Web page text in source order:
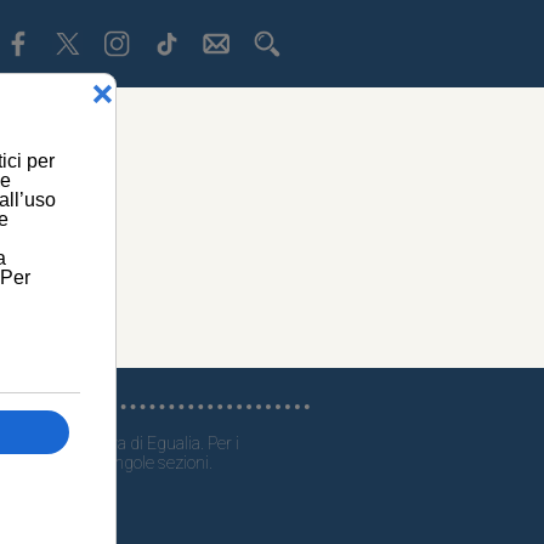
generali a cura di Egualia. Per i
consultare le singole sezioni.